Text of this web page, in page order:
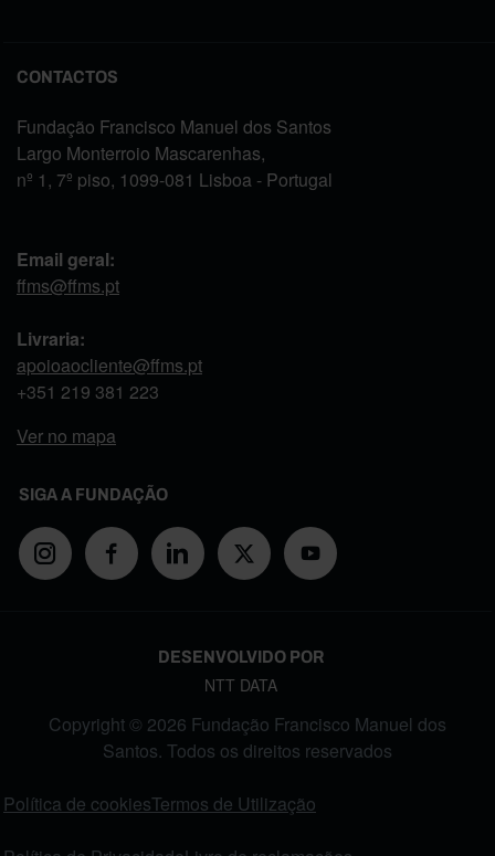
CONTACTOS
Fundação Francisco Manuel dos Santos
Largo Monterroio Mascarenhas,
nº 1, 7º piso, 1099-081 Lisboa - Portugal
Email geral:
ffms@ffms.pt
Livraria:
apoioaocliente@ffms.pt
+351 219 381 223
Ver no mapa
SIGA A FUNDAÇÃO
DESENVOLVIDO POR
NTT DATA
Copyright © 2026 Fundação Francisco Manuel dos
Santos. Todos os direitos reservados
Política de cookiesTermos de Utilização